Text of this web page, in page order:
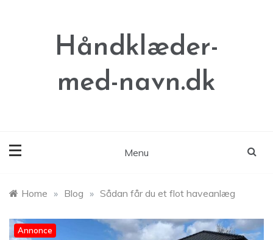
Håndklæder-
med-navn.dk
Menu
Home » Blog » Sådan får du et flot haveanlæg
Annonce